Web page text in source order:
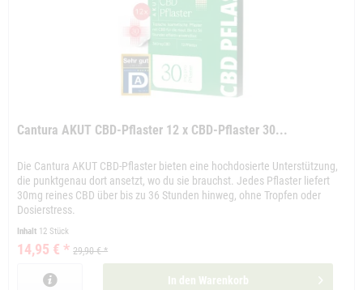
Cantura AKUT CBD-Pflaster 12 x CBD-Pflaster 30...
Die Cantura AKUT CBD-Pflaster bieten eine hochdosierte Unterstützung,
die punktgenau dort ansetzt, wo du sie brauchst. Jedes Pflaster liefert
30mg reines CBD über bis zu 36 Stunden hinweg, ohne Tropfen oder
Dosierstress.
Inhalt 12 Stück
14,95 € * 29,90 € *
In den Warenkorb